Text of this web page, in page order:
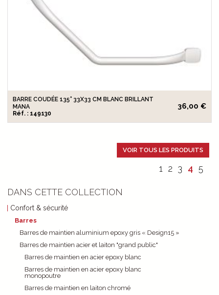
BARRE COUDÉE 135° 33X33 CM BLANC BRILLANT
MANA
Réf. : 149130
36,00 €
VOIR TOUS LES PRODUITS
1 2 3 4 5
DANS CETTE COLLECTION
Confort & sécurité
Barres
Barres de maintien aluminium epoxy gris « Design15 »
Barres de maintien acier et laiton "grand public"
Barres de maintien en acier epoxy blanc
Barres de maintien en acier epoxy blanc
monopoutre
Barres de maintien en laiton chromé